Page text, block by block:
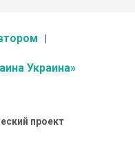
Украина»
проект